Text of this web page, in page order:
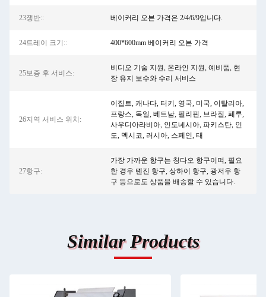
23쟁반:: 베이커리 오븐 가격은 2/4/6/9입니다.
24트레이 크기:: 400*600mm 베이커리 오븐 가격
25보증 후 서비스:
비디오 기술 지원, 온라인 지원, 예비품, 현
장 유지 보수와 수리 서비스
26지역 서비스 위치:
이집트, 캐나다, 터키, 영국, 미국, 이탈리아,
프랑스, ​​독일, 베트남, 필리핀, 브라질, 페루,
사우디아라비아, 인도네시아, 파키스탄, 인
도, 멕시코, 러시아, 스페인, 태
27항구:
가장 가까운 항구는 칭다오 항구이며, 필요
한 경우 톈진 항구, 상하이 항구, 광저우 항
구 등으로도 상품을 배송할 수 있습니다.
Similar Products